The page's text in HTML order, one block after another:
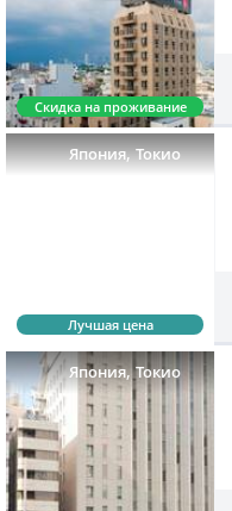
Скидка на проживание
Япония,Токио
Лучшая цена
Япония,Токио